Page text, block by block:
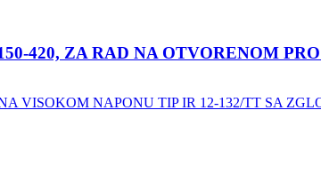
420, ZA RAD NA OTVORENOM